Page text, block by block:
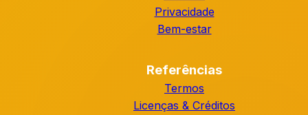
Privacidade
Bem-estar
Referências
Termos
Licenças & Créditos